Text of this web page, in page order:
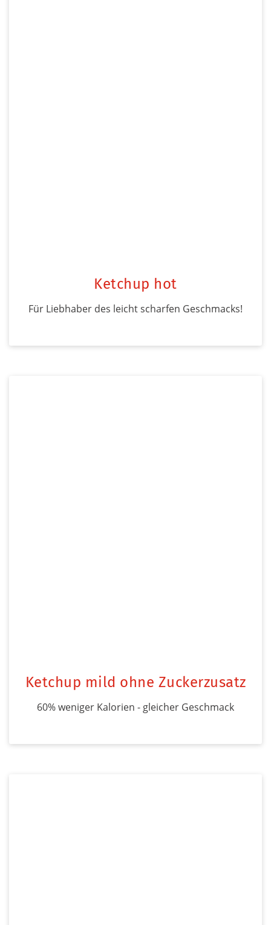
Ketchup hot
Für Liebhaber des leicht scharfen Geschmacks!
Ketchup mild ohne Zuckerzusatz
60% weniger Kalorien - gleicher Geschmack